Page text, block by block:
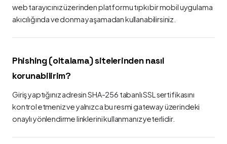
web tarayıcınız üzerinden platformu tıpkı bir mobil uygulama
akıcılığında ve donma yaşamadan kullanabilirsiniz.
Phishing (oltalama) sitelerinden nasıl
korunabilirim?
Giriş yaptığınız adresin SHA-256 tabanlı SSL sertifikasını
kontrol etmeniz ve yalnızca bu resmi gateway üzerindeki
onaylı yönlendirme linklerini kullanmanız yeterlidir.